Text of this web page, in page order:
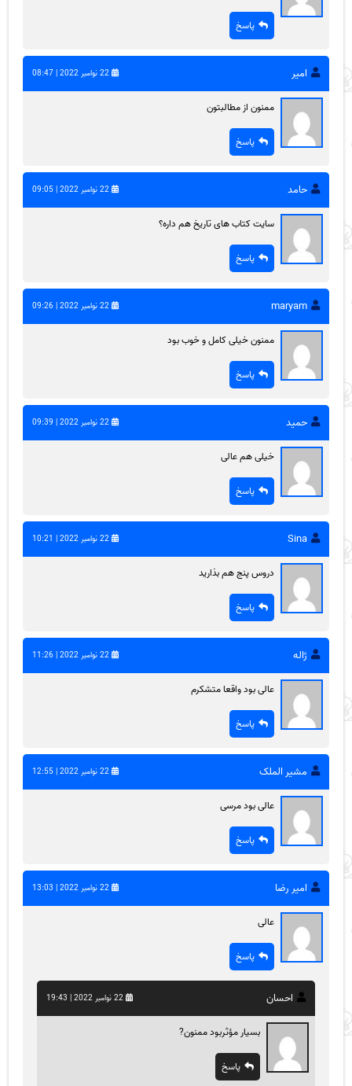
پاسخ
امیر 22 نوامبر 2022 | 08:47
ممنون از مطالبتون
پاسخ
حامد 22 نوامبر 2022 | 09:05
سایت کتاب های تاریخ هم داره؟
پاسخ
maryam 22 نوامبر 2022 | 09:26
ممنون خیلی کامل و خوب بود
پاسخ
حمید 22 نوامبر 2022 | 09:39
خیلی هم عالی
پاسخ
Sina 22 نوامبر 2022 | 10:21
دروس پنج هم بذارید
پاسخ
ژاله 22 نوامبر 2022 | 11:26
عالی بود واقعا متشکرم
پاسخ
مشیر الملک 22 نوامبر 2022 | 12:55
عالی بود مرسی
پاسخ
امیر رضا 22 نوامبر 2022 | 13:03
عالی
پاسخ
احسان 22 نوامبر 2022 | 19:43
بسیار مؤثربود ممنون?
پاسخ